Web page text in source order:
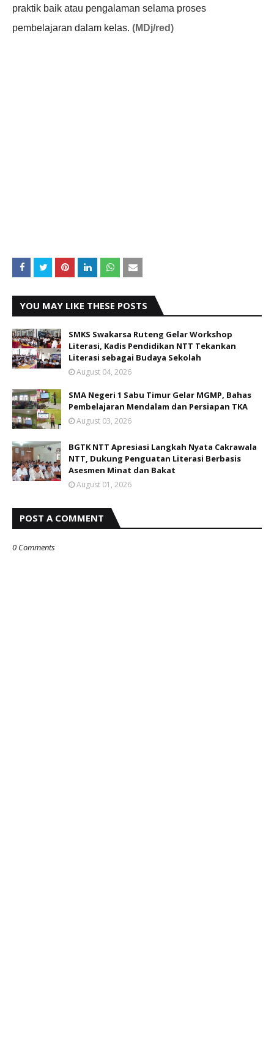
praktik baik atau pengalaman selama proses
pembelajaran dalam kelas. (MDj/red)
YOU MAY LIKE THESE POSTS
SMKS Swakarsa Ruteng Gelar Workshop
Literasi, Kadis Pendidikan NTT Tekankan
Literasi sebagai Budaya Sekolah
August 04, 2026
SMA Negeri 1 Sabu Timur Gelar MGMP, Bahas
Pembelajaran Mendalam dan Persiapan TKA
August 03, 2026
BGTK NTT Apresiasi Langkah Nyata Cakrawala
NTT, Dukung Penguatan Literasi Berbasis
Asesmen Minat dan Bakat
August 01, 2026
POST A COMMENT
0 Comments